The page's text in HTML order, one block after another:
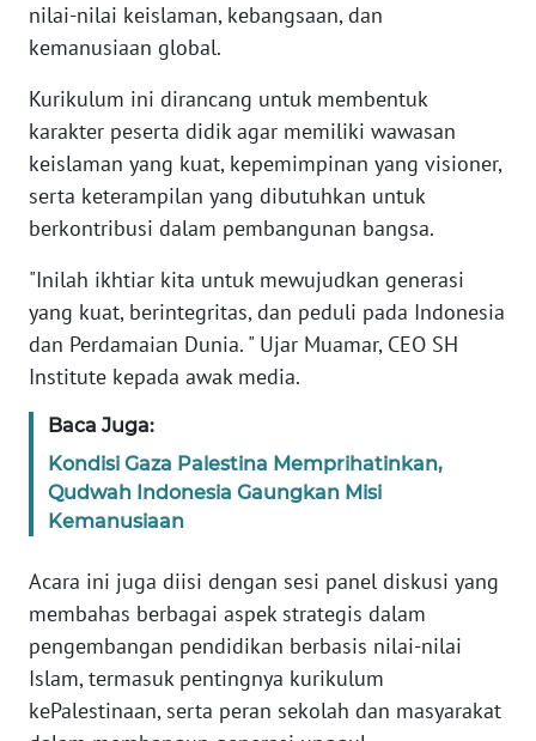
nilai-nilai keislaman, kebangsaan, dan
kemanusiaan global.
Kurikulum ini dirancang untuk membentuk
karakter peserta didik agar memiliki wawasan
keislaman yang kuat, kepemimpinan yang visioner,
serta keterampilan yang dibutuhkan untuk
berkontribusi dalam pembangunan bangsa.
"Inilah ikhtiar kita untuk mewujudkan generasi
yang kuat, berintegritas, dan peduli pada Indonesia
dan Perdamaian Dunia. " Ujar Muamar, CEO SH
Institute kepada awak media.
Baca Juga:
Kondisi Gaza Palestina Memprihatinkan,
Qudwah Indonesia Gaungkan Misi
Kemanusiaan
Acara ini juga diisi dengan sesi panel diskusi yang
membahas berbagai aspek strategis dalam
pengembangan pendidikan berbasis nilai-nilai
Islam, termasuk pentingnya kurikulum
kePalestinaan, serta peran sekolah dan masyarakat
WN
NTB
SULTENG
WN
SULBAR
WN
BABEL
WN
WN
SUMSEL
BENGKULU
WN
LAMPUNG
WN